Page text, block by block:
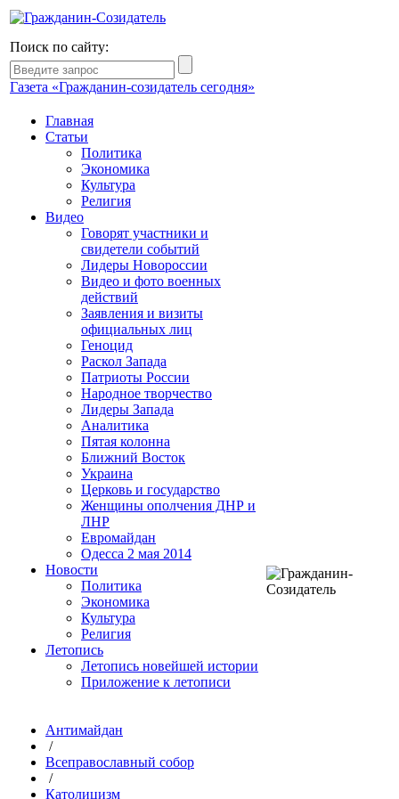
Поиск по сайту:
Газета «Гражданин-созидатель сегодня»
Главная
Статьи
Политика
Экономика
Культура
Религия
Видео
Говорят участники и
свидетели событий
Лидеры Новороссии
Видео и фото военных
действий
Заявления и визиты
официальных лиц
Геноцид
Раскол Запада
Патриоты России
Народное творчество
Лидеры Запада
Аналитика
Пятая колонна
Ближний Восток
Украина
Церковь и государство
Женщины ополчения ДНР и
ЛНР
Евромайдан
Одесса 2 мая 2014
Новости
Политика
Экономика
Культура
Религия
Летопись
Летопись новейшей истории
Приложение к летописи
Антимайдан
/
Всеправославный собор
/
Католицизм